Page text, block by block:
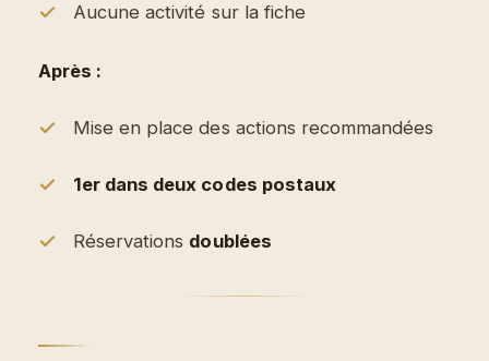
Aucune activité sur la fiche
Après :
Mise en place des actions recommandées
1er dans deux codes postaux
Réservations doublées